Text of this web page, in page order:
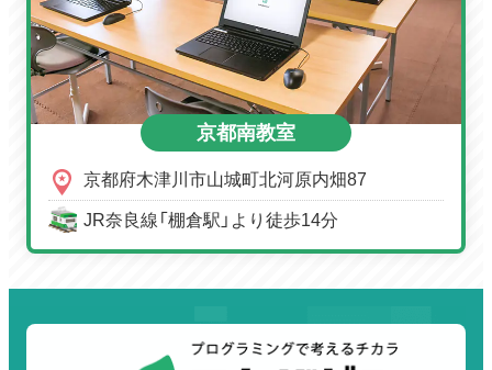
京都南教室
京都府木津川市山城町北河原内畑87
JR奈良線「棚倉駅」より徒歩14分